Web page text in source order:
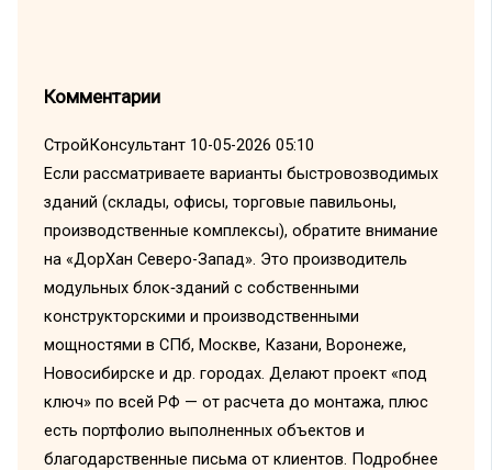
Комментарии
СтройКонсультант 10-05-2026 05:10
Если рассматриваете варианты быстровозводимых
зданий (склады, офисы, торговые павильоны,
производственные комплексы), обратите внимание
на «ДорХан Северо-Запад». Это производитель
модульных блок‑зданий с собственными
конструкторскими и производственными
мощностями в СПб, Москве, Казани, Воронеже,
Новосибирске и др. городах. Делают проект «под
ключ» по всей РФ — от расчета до монтажа, плюс
есть портфолио выполненных объектов и
благодарственные письма от клиентов. Подробнее